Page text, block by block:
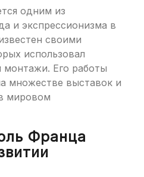
одним из
и экспрессионизма в
своими
использовал
Его работы
множестве выставок и
мировом
Франца